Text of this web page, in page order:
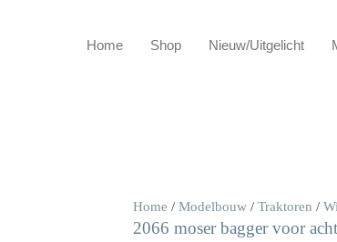
Home Shop Nieuw/Uitgelicht
Home / Modelbouw/ Traktoren /
2066 moser bagger voor